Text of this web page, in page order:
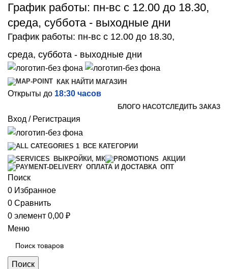
График работы: пн-вс с 12.00 до 18.30,
среда, суббота - выходные дни
График работы: пн-вс с 12.00 до 18.30,
среда, суббота - выходные дни
КАК НАЙТИ МАГАЗИН
Открыты до 18:30 часов
БЛОГО НАСОТСЛЕДИТЬ ЗАКАЗ
Вход / Регистрация
ВСЕ КАТЕГОРИИ
ВЫКРОЙКИ, МК
АКЦИИ
ОПЛАТА И ДОСТАВКА ОПТ
Поиск
0 Избранное
0 Сравнить
0 элемент 0,00 ₽
Меню
Поиск